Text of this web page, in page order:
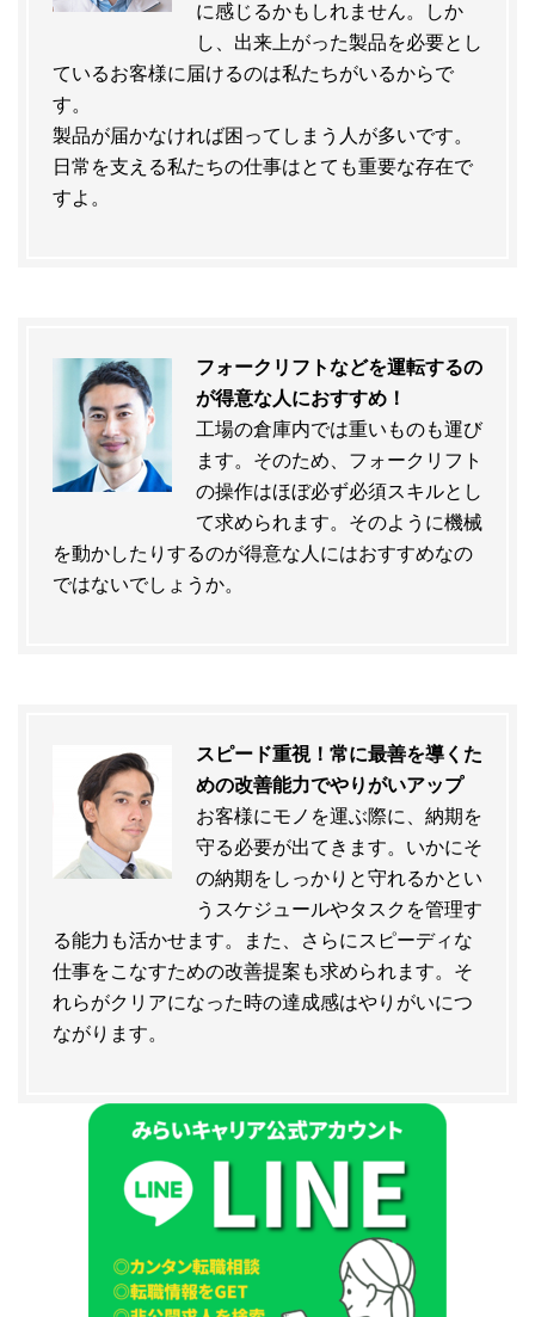
に感じるかもしれません。しか
し、出来上がった製品を必要とし
ているお客様に届けるのは私たちがいるからで
す。
製品が届かなければ困ってしまう人が多いです。
日常を支える私たちの仕事はとても重要な存在で
すよ。
フォークリフトなどを運転するの
が得意な人におすすめ！
工場の倉庫内では重いものも運び
ます。そのため、フォークリフト
の操作はほぼ必ず必須スキルとし
て求められます。そのように機械
を動かしたりするのが得意な人にはおすすめなの
ではないでしょうか。
スピード重視！常に最善を導くた
めの改善能力でやりがいアップ
お客様にモノを運ぶ際に、納期を
守る必要が出てきます。いかにそ
の納期をしっかりと守れるかとい
うスケジュールやタスクを管理す
る能力も活かせます。また、さらにスピーディな
仕事をこなすための改善提案も求められます。そ
れらがクリアになった時の達成感はやりがいにつ
ながります。